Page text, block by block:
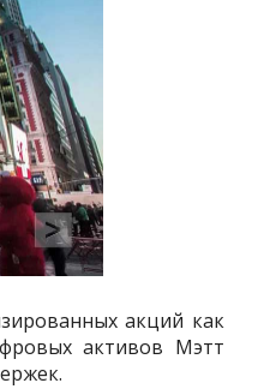
акций как
активов Мэтт